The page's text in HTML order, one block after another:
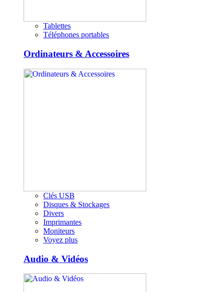
Tablettes
Téléphones portables
Ordinateurs & Accessoires
Clés USB
Disques & Stockages
Divers
Imprimantes
Moniteurs
Voyez plus
Audio & Vidéos